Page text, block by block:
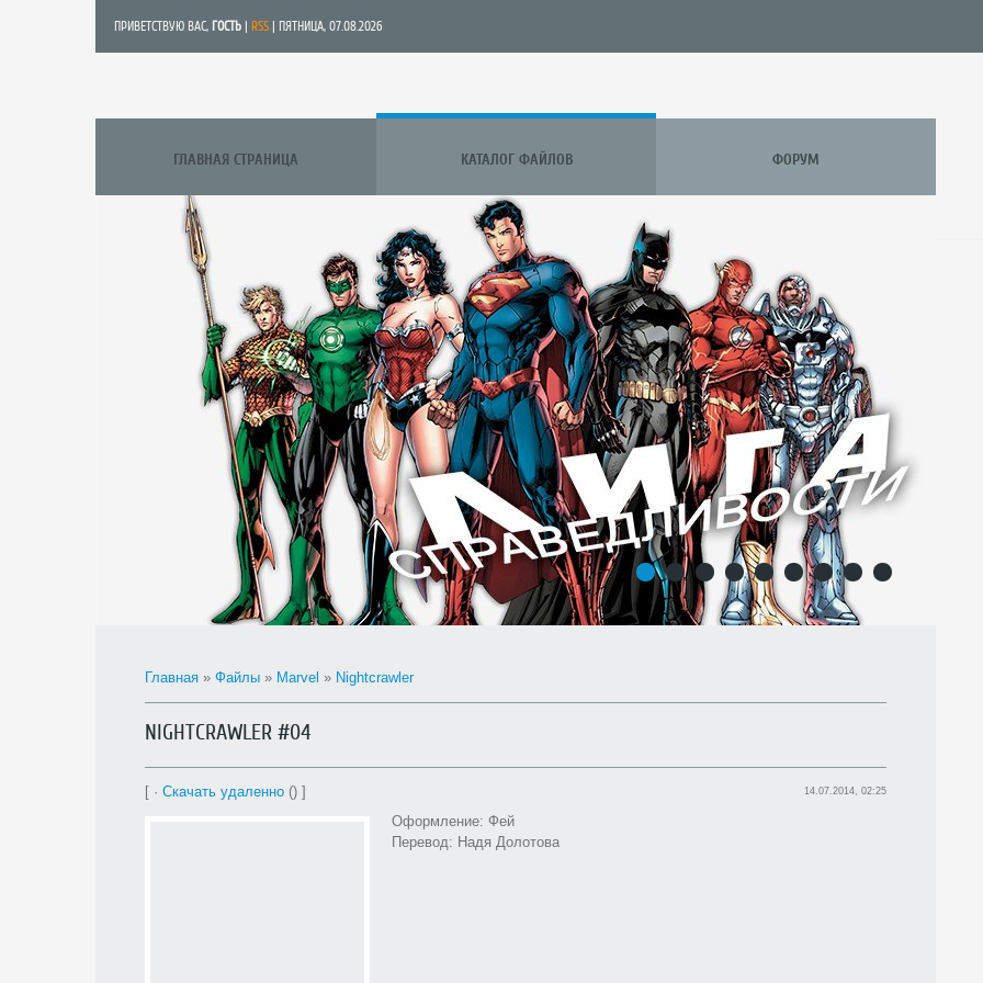
ПРИВЕТСТВУЮ ВАС, ГОСТЬ RSS | ПЯТНИЦА, 07.08.2026
ГЛАВНАЯ СТРАНИЦА КАТАЛОГ ФАЙЛОВ ФОРУМ
1
2 4 6 7
Главная » Файлы » Marvel » Nightcrawler
NIGHTCRAWLER #04
[ · Скачать удаленно () ] 14.07.2014, 02:25
Оформление: Фей
Перевод: Надя Долотова